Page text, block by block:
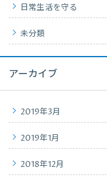
日常生活を守る
未分類
アーカイブ
2019年3月
2019年1月
2018年12月